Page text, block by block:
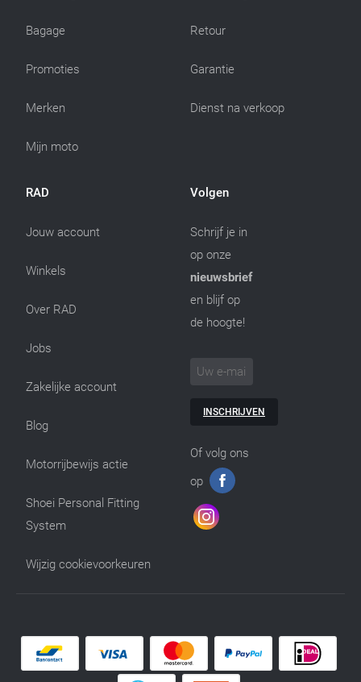
Bagage
Promoties
Merken
Mijn moto
Retour
Garantie
Dienst na verkoop
RAD
Jouw account
Winkels
Over RAD
Jobs
Zakelijke account
Blog
Motorrijbewijs actie
Shoei Personal Fitting
System
Wijzig cookievoorkeuren
Volgen
Schrijf je in
op onze
nieuwsbrief
en blijf op
de hoogte!
INSCHRIJVEN
Of volg ons
op